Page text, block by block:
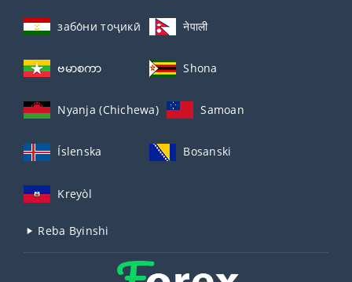
забо́ни тоҷикӣ́ नेपाली
ဗမာစကာ Shona
Nyanja (Chichewa) Samoan
Íslenska Bosanski
Kreyòl
Reba Byinshi